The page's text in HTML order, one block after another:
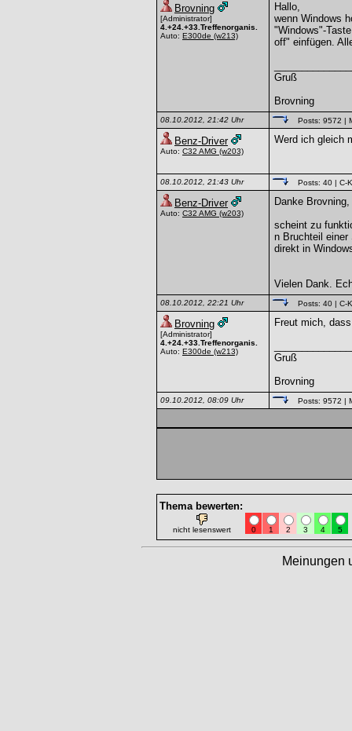
Brovning
[Administrator]
4.+24.+33.Treffenorganis.
Auto: E300de (w213)
Hallo,
wenn Windows
"Windows"-
off" einfügen.
Gruß
Brovning
08.10.2012, 21:42 Uhr Posts: 9572 |
Benz-Driver
Auto: C32 AMG (w203)
Werd ich gleich
08.10.2012, 21:43 Uhr Posts: 40 | C-
Benz-Driver
Auto: C32 AMG (w203)
Danke Brovning,
scheint zu
n Bruchteil
direkt in
Vielen Dank.
08.10.2012, 22:21 Uhr Posts: 40 | C-
Brovning
[Administrator]
4.+24.+33.Treffenorganis.
Auto: E300de (w213)
Freut mich,
Gruß
Brovning
09.10.2012, 08:09 Uhr Posts: 9572 |
Thema bewerten:
nicht lesenswert 0 1 2 3 4 5
Meinungen